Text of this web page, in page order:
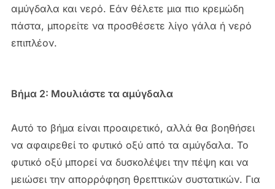
αμύγδαλα και νερό. Εάν θέλετε μια πιο κρεμώδη
πάστα, μπορείτε να προσθέσετε λίγο γάλα ή νερό
επιπλέον.
Βήμα 2: Μουλιάστε τα αμύγδαλα
Αυτό το βήμα είναι προαιρετικό, αλλά θα βοηθήσει
να αφαιρεθεί το φυτικό οξύ από τα αμύγδαλα. Το
φυτικό οξύ μπορεί να δυσκολέψει την πέψη και να
μειώσει την απορρόφηση θρεπτικών συστατικών. Για